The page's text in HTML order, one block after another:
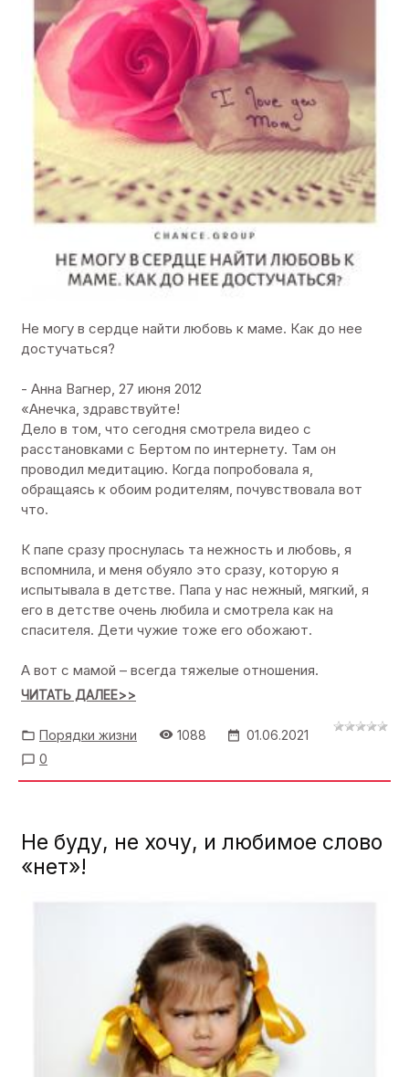
Не могу в сердце найти любовь к маме. Как до нее
достучаться?
- Анна Вагнер, 27 июня 2012
«Анечка, здравствуйте!
Дело в том, что сегодня смотрела видео с
расстановками с Бертом по интернету. Там он
проводил медитацию. Когда попробовала я,
обращаясь к обоим родителям, почувствовала вот
что.
К папе сразу проснулась та нежность и любовь, я
вспомнила, и меня обуяло это сразу, которую я
испытывала в детстве. Папа у нас нежный, мягкий, я
его в детстве очень любила и смотрела как на
спасителя. Дети чужие тоже его обожают.
А вот с мамой – всегда тяжелые отношения.
ЧИТАТЬ ДАЛЕЕ>>
Порядки жизни 1088
01.06.2021
0
Не буду, не хочу, и любимое слово
«нет»!